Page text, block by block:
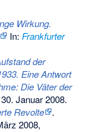
Wirkung.
In: Frankfurter
der
Eine Antwort
Die Väter der
30. Januar 2008.
Revolte
.
2008,